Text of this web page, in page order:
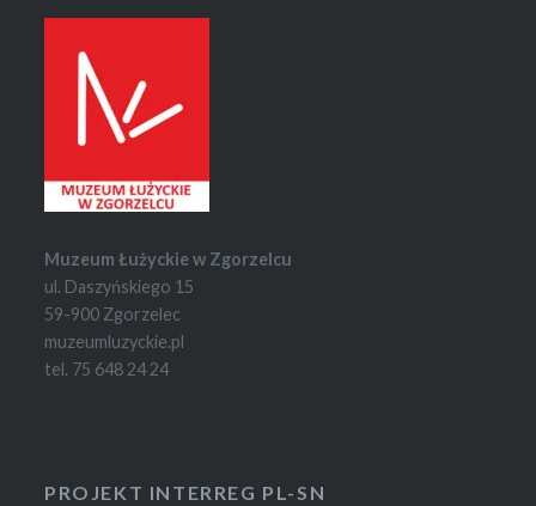
Muzeum Łużyckie w Zgorzelcu
ul. Daszyńskiego 15
59-900 Zgorzelec
muzeumluzyckie.pl
tel. 75 648 24 24
PROJEKT INTERREG PL-SN